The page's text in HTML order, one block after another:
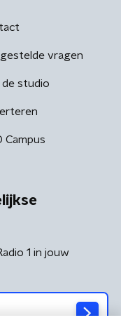
vragen
de studio
Campus
1 in jouw